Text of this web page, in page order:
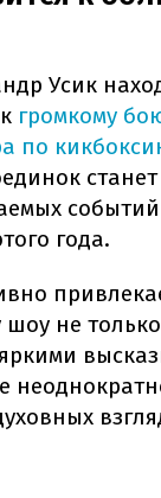
Усик
громкому
по
года.
шоу не